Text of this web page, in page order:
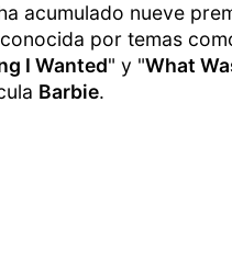
acumulado nueve
por temas
I Wanted" y "What
Barbie.